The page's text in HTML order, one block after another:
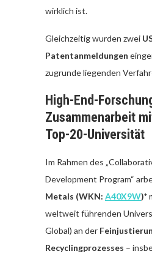
wirklich ist.
Gleichzeitig wurden zwei
Patentanmeldungen
zugrunde liegenden
High-End-
Zusammenarbeit
Top-20-Universität
Im Rahmen des
Development Program“
Metals (WKN: A40X9W)*
weltweit führenden
Global) an der
Recyclingprozesses –